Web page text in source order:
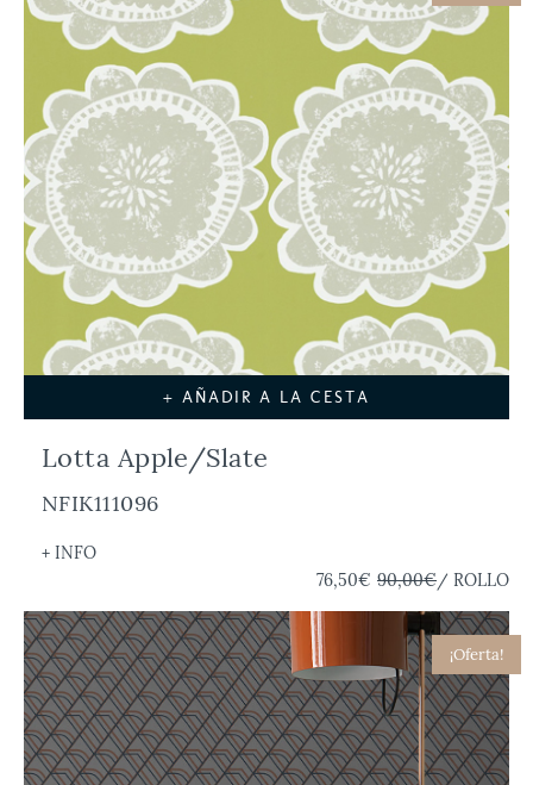
+ AÑADIR A LA CESTA
Lotta Apple/Slate
NFIK111096
+ INFO
76,50€ 90,00€/ ROLLO
¡Oferta!